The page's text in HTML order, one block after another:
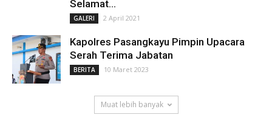
Selamat...
GALERI 2 April 2021
Kapolres Pasangkayu Pimpin Upacara
Serah Terima Jabatan
BERITA 10 Maret 2023
Muat lebih banyak